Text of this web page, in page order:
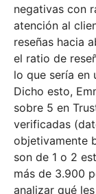
negativas con
atención al
reseñas hacia
el ratio de
lo que sería en
Dicho esto,
sobre 5 en
verificadas
objetivamente
son de 1 o 2
más de 3.900
analizar qué